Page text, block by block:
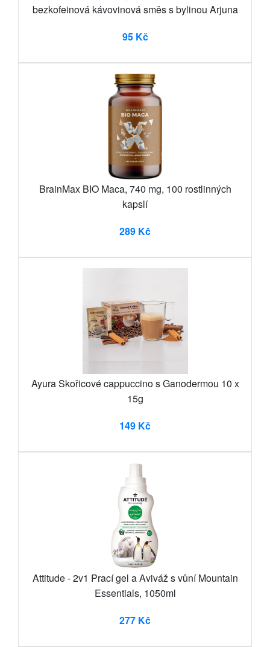
bezkofeinová kávovinová směs s bylinou Arjuna
95 Kč
BrainMax BIO Maca, 740 mg, 100 rostlinných
kapslí
289 Kč
Ayura Skořicové cappuccino s Ganodermou 10 x
15g
149 Kč
Attitude - 2v1 Prací gel a Aviváž s vůní Mountain
Essentials, 1050ml
277 Kč